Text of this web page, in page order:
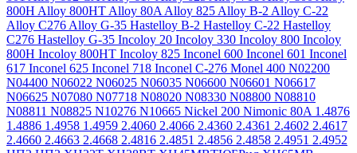
800H Alloy 800HT Alloy 80A Alloy 825 Alloy B-2 Alloy C-22
Alloy C276 Alloy G-35 Hastelloy B-2 Hastelloy C-22 Hastelloy
C276 Hastelloy G-35 Incoloy 20 Incoloy 330 Incoloy 800 Incoloy
800H Incoloy 800HT Incoloy 825 Inconel 600 Inconel 601 Inconel
617 Inconel 625 Inconel 718 Inconel C-276 Monel 400 N02200
N04400 N06022 N06025 N06035 N06600 N06601 N06617
N06625 N07080 N07718 N08020 N08330 N08800 N08810
N08811 N08825 N10276 N10665 Nickel 200 Nimonic 80A 1.4876
1.4886 1.4958 1.4959 2.4060 2.4066 2.4360 2.4361 2.4602 2.4617
2.4660 2.4663 2.4668 2.4816 2.4851 2.4856 2.4858 2.4951 2.4952